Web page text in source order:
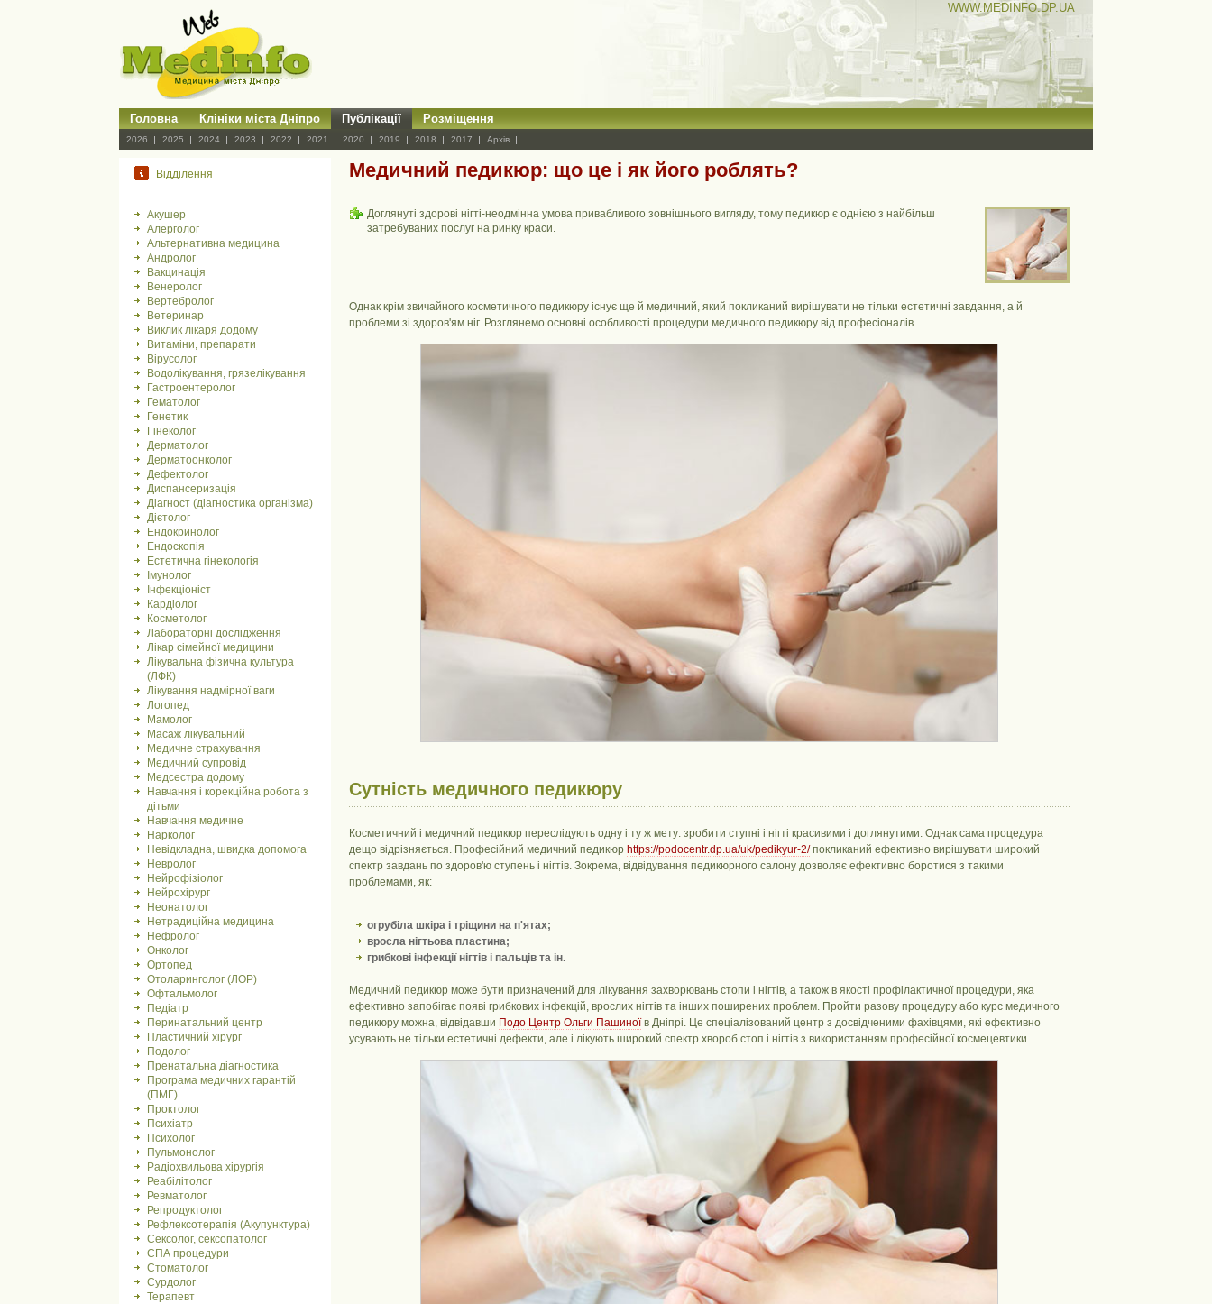
WWW.MEDINFO.DP.UA
Головна Клініки міста Дніпро Публікації Розміщення
2026 2025 2024 2023 2022 2021 2020 2019 2018 2017 Архів
Відділення
Акушер
Алерголог
Альтернативна медицина
Андролог
Вакцинація
Венеролог
Вертебролог
Ветеринар
Виклик лікаря додому
Витаміни, препарати
Вірусолог
Водолікування, грязелікування
Гастроентеролог
Гематолог
Генетик
Гінеколог
Дерматолог
Дерматоонколог
Дефектолог
Диспансеризація
Діагност (діагностика організма)
Дієтолог
Ендокринолог
Ендоскопія
Естетична гінекологія
Імунолог
Інфекціоніст
Кардіолог
Косметолог
Лабораторні дослідження
Лікар сімейної медицини
Лікувальна фізична культура
(ЛФК)
Лікування надмірної ваги
Логопед
Мамолог
Масаж лікувальний
Медичне страхування
Медичний супровід
Медсестра додому
Навчання і корекційна робота з
дітьми
Навчання медичне
Нарколог
Невідкладна, швидка допомога
Невролог
Нейрофізіолог
Нейрохірург
Неонатолог
Нетрадиційна медицина
Нефролог
Онколог
Ортопед
Отоларинголог (ЛОР)
Офтальмолог
Педіатр
Перинатальний центр
Пластичний хірург
Подолог
Пренатальна діагностика
Програма медичних гарантій
(ПМГ)
Проктолог
Психіатр
Психолог
Пульмонолог
Радіохвильова хірургія
Реабілітолог
Ревматолог
Репродуктолог
Рефлексотерапія (Акупунктура)
Сексолог, сексопатолог
СПА процедури
Стоматолог
Сурдолог
Терапевт
Медичний педикюр: що це і як його роблять?
Доглянуті здорові нігті-неодмінна умова привабливого зовнішнього вигляду, тому педикюр є однією з найбільш
затребуваних послуг на ринку краси.
Однак крім звичайного косметичного педикюру існує ще й медичний, який покликаний вирішувати не тільки естетичні завдання, а й
проблеми зі здоров'ям ніг. Розглянемо основні особливості процедури медичного педикюру від професіоналів.
Сутність медичного педикюру
Косметичний і медичний педикюр переслідують одну і ту ж мету: зробити ступні і нігті красивими і доглянутими. Однак сама процедура
дещо відрізняється. Професійний медичний педикюр https://podocentr.dp.ua/uk/pedikyur-2/покликаний ефективно вирішувати широкий
спектр завдань по здоров'ю ступень і нігтів. Зокрема, відвідування педикюрного салону дозволяє ефективно боротися з такими
проблемами, як:
огрубіла шкіра і тріщини на п'ятах;
вросла нігтьова пластина;
грибкові інфекції нігтів і пальців та ін.
Медичний педикюр може бути призначений для лікування захворювань стопи і нігтів, а також в якості профілактичної процедури, яка
ефективно запобігає появі грибкових інфекцій, врослих нігтів та інших поширених проблем. Пройти разову процедуру або курс медичного
педикюру можна, відвідавши Подо Центр Ольги Пашиноїв Дніпрі. Це спеціалізований центр з досвідченими фахівцями, які ефективно
усувають не тільки естетичні дефекти, але і лікують широкий спектр хвороб стоп і нігтів з використанням професійної космецевтики.